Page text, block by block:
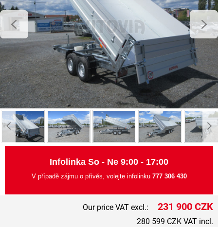
Infolinka So - Ne 9:00 - 17:00
V případě zájmu o přívěs, volejte infolinku 777 306 430
Our price VAT excl.: 231 900 CZK
280 599 CZK VAT incl.